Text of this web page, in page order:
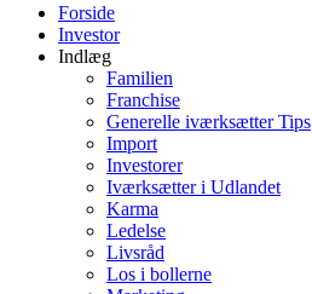
Forside
Investor
Indlæg
Familien
Franchise
Generelle iværksætter Tips
Import
Investorer
Iværksætter i Udlandet
Karma
Ledelse
Livsråd
Los i bollerne